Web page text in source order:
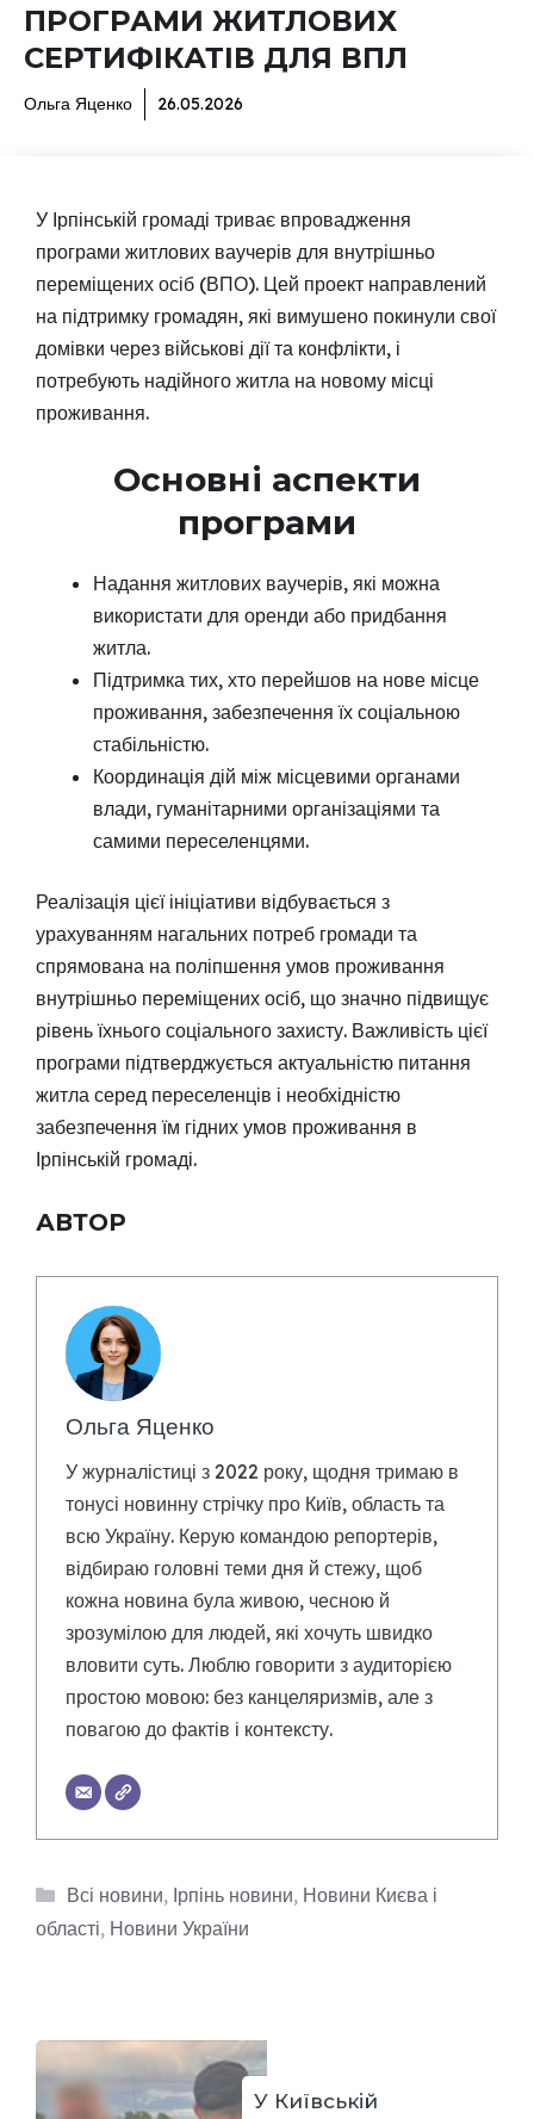
ПРОГРАМИ ЖИТЛОВИХ
СЕРТИФІКАТІВ ДЛЯ ВПЛ
Ольга Яценко 26.05.2026
У Ірпінській громаді триває впровадження
програми житлових ваучерів для внутрішньо
переміщених осіб (ВПО). Цей проект направлений
на підтримку громадян, які вимушено покинули свої
домівки через військові дії та конфлікти, і
потребують надійного житла на новому місці
проживання.
Основні аспекти
програми
Надання житлових ваучерів, які можна
використати для оренди або придбання
житла.
Підтримка тих, хто перейшов на нове місце
проживання, забезпечення їх соціальною
стабільністю.
Координація дій між місцевими органами
влади, гуманітарними організаціями та
самими переселенцями.
Реалізація цієї ініціативи відбувається з
урахуванням нагальних потреб громади та
спрямована на поліпшення умов проживання
внутрішньо переміщених осіб, що значно підвищує
рівень їхнього соціального захисту. Важливість цієї
програми підтверджується актуальністю питання
житла серед переселенців і необхідністю
забезпечення їм гідних умов проживання в
Ірпінській громаді.
АВТОР
Ольга Яценко
У журналістиці з 2022 року, щодня тримаю в
тонусі новинну стрічку про Київ, область та
всю Україну. Керую командою репортерів,
відбираю головні теми дня й стежу, щоб
кожна новина була живою, чесною й
зрозумілою для людей, які хочуть швидко
вловити суть. Люблю говорити з аудиторією
простою мовою: без канцеляризмів, але з
повагою до фактів і контексту.
Категорії
Всі новини, Ірпінь новини, Новини Києва і
області, Новини України
У Київській